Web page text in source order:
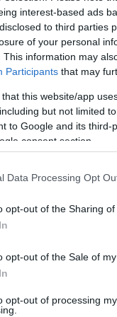
interest-based ads
to third parties
of your personal
This information may
Participants that may
that this website/app
but not limited
to Google and its
consent section.
Data Processing Opt
opt-out of the Sharing of
opt-out of the Sale of
opt-out of processing
hogy2022-ben
A latencia
bejelentésre és
elszenvedett ilyen
váltságdíjat